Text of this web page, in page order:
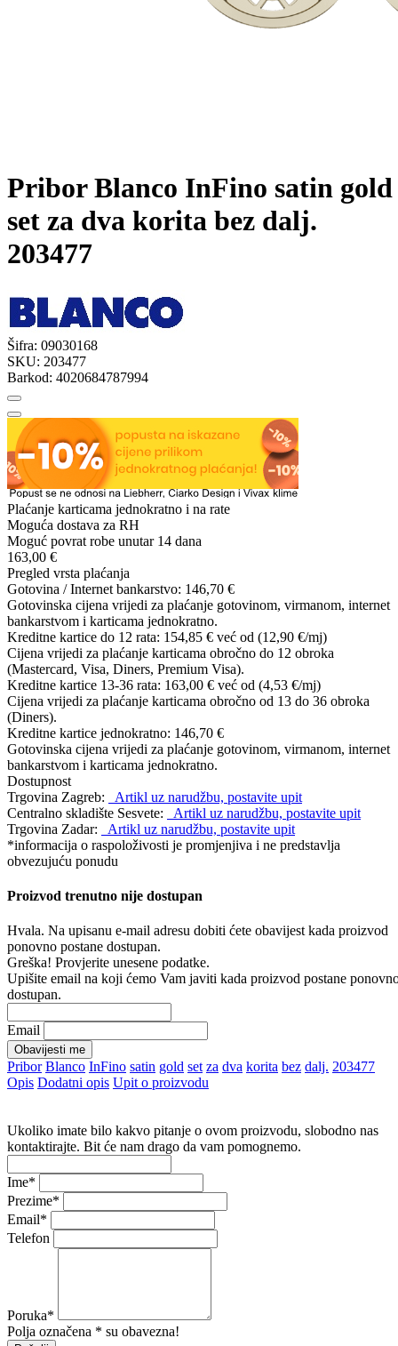
Pribor Blanco InFino satin gold
set za dva korita bez dalj.
203477
Šifra: 09030168
SKU: 203477
Barkod: 4020684787994
Plaćanje karticama jednokratno i na rate
Moguća dostava za RH
Moguć povrat robe unutar 14 dana
163,00 €
Pregled vrsta plaćanja
Gotovina / Internet bankarstvo: 146,70 €
Gotovinska cijena vrijedi za plaćanje gotovinom, virmanom, internet
bankarstvom i karticama jednokratno.
Kreditne kartice do 12 rata: 154,85 € već od (12,90 €/mj)
Cijena vrijedi za plaćanje karticama obročno do 12 obroka
(Mastercard, Visa, Diners, Premium Visa).
Kreditne kartice 13-36 rata: 163,00 € već od (4,53 €/mj)
Cijena vrijedi za plaćanje karticama obročno od 13 do 36 obroka
(Diners).
Kreditne kartice jednokratno: 146,70 €
Gotovinska cijena vrijedi za plaćanje gotovinom, virmanom, internet
bankarstvom i karticama jednokratno.
Dostupnost
Trgovina Zagreb:
Artikl uz narudžbu, postavite upit
Centralno skladište Sesvete:
Artikl uz narudžbu, postavite upit
Trgovina Zadar:
Artikl uz narudžbu, postavite upit
*informacija o raspoloživosti je promjenjiva i ne predstavlja
obvezujuću ponudu
Proizvod trenutno nije dostupan
Hvala. Na upisanu e-mail adresu dobiti ćete obavijest kada proizvod
ponovno postane dostupan.
Greška! Provjerite unesene podatke.
Upišite email na koji ćemo Vam javiti kada proizvod postane
dostupan.
Email
Obavijesti me
Pribor Blanco InFino satin gold set za dva korita bez dalj. 203477
Opis Dodatni opis Upit o proizvodu
Ukoliko imate bilo kakvo pitanje o ovom proizvodu, slobodno nas
kontaktirajte. Bit će nam drago da vam pomognemo.
Ime*
Prezime*
Email*
Telefon
Poruka*
Polja označena * su obavezna!